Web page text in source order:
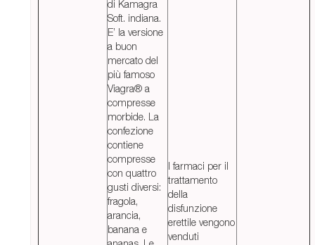
di Kamagra
Soft. indiana.
E’ la versione
a buon
mercato del
più famoso
Viagra® a
compresse
morbide. La
confezione
contiene
compresse
con quattro
gusti diversi:
fragola,
arancia,
banana e
I farmaci per il
trattamento
della
disfunzione
erettile vengono
venduti